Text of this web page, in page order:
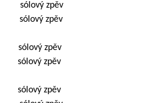
zpěv
sólový zpěv
zpěv
Ha. sólový zpěv
zpěv